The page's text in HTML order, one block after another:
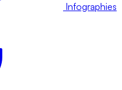
Infographies